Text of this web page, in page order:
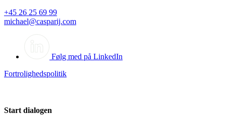
+45 26 25 69 99
michael@casparij.com
Følg med på LinkedIn
Fortrolighedspolitik
Start dialogen